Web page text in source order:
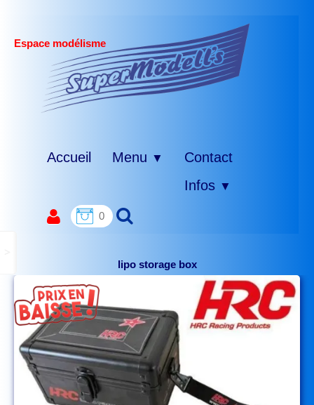
Espace modélisme
Accueil Menu ▼
Contact
Infos ▼
0
lipo storage box